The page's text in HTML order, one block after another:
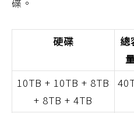
硬碟
總
10TB + 10TB + 8TB
+ 8TB + 4TB